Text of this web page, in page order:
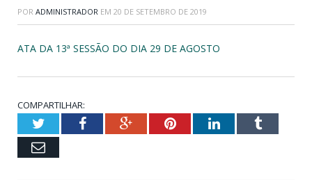
POR ADMINISTRADOR EM 20 DE SETEMBRO DE 2019
ATA DA 13ª SESSÃO DO DIA 29 DE AGOSTO
COMPARTILHAR:
TwitterFacebookGoogle+PinterestLinkedInTumblr
Email